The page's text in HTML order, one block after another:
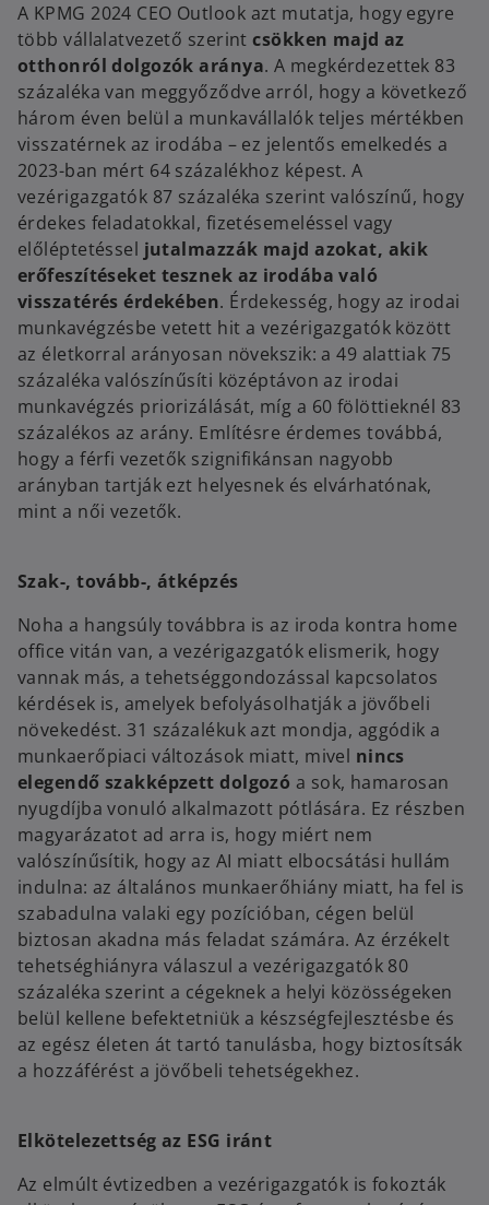
A KPMG 2024 CEO Outlook azt mutatja, hogy egyre
több vállalatvezető szerintcsökken majd az
otthonról dolgozók aránya. A megkérdezettek 83
százaléka van meggyőződve arról, hogy a következő
három éven belül a munkavállalók teljes mértékben
visszatérnek az irodába – ez jelentős emelkedés a
2023-ban mért 64 százalékhoz képest. A
vezérigazgatók 87 százaléka szerint valószínű, hogy
érdekes feladatokkal, fizetésemeléssel vagy
előléptetéssel jutalmazzák majd azokat, akik
erőfeszítéseket tesznek az irodába való
visszatérés érdekében. Érdekesség, hogy az irodai
munkavégzésbe vetett hit a vezérigazgatók között
az életkorral arányosan növekszik: a 49 alattiak 75
százaléka valószínűsíti középtávon az irodai
munkavégzés priorizálását, míg a 60 fölöttieknél 83
százalékos az arány. Említésre érdemes továbbá,
hogy a férfi vezetők szignifikánsan nagyobb
arányban tartják ezt helyesnek és elvárhatónak,
mint a női vezetők.
Szak-, tovább-, átképzés
Noha a hangsúly továbbra is az iroda kontra home
office vitán van, a vezérigazgatók elismerik, hogy
vannak más, a tehetséggondozással kapcsolatos
kérdések is, amelyek befolyásolhatják a jövőbeli
növekedést. 31 százalékuk azt mondja, aggódik a
munkaerőpiaci változások miatt, mivel nincs
elegendő szakképzett dolgozó a sok, hamarosan
nyugdíjba vonuló alkalmazott pótlására. Ez részben
magyarázatot ad arra is, hogy miért nem
valószínűsítik, hogy az AI miatt elbocsátási hullám
indulna: az általános munkaerőhiány miatt, ha fel is
szabadulna valaki egy pozícióban, cégen belül
biztosan akadna más feladat számára. Az érzékelt
tehetséghiányra válaszul a vezérigazgatók 80
százaléka szerint a cégeknek a helyi közösségeken
belül kellene befektetniük a készségfejlesztésbe és
az egész életen át tartó tanulásba, hogy biztosítsák
a hozzáférést a jövőbeli tehetségekhez.
Elkötelezettség az ESG iránt
Az elmúlt évtizedben a vezérigazgatók is fokozták